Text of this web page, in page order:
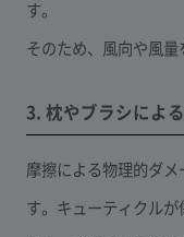
す。
そのため、風向や風量
3. 枕やブラシによ
摩擦による物理的ダ
す。キューティクル